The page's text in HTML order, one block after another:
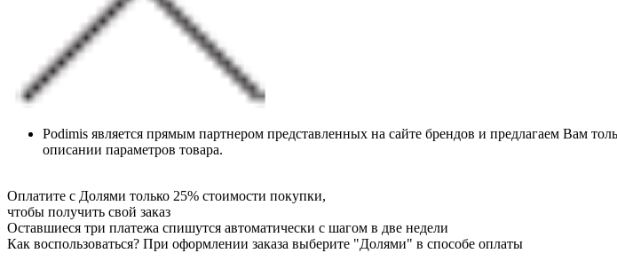
Podimis является прямым партнером представленных на сайте брендов и предлагаем Вам
описании параметров товара.
Оплатите с Долями только 25% стоимости покупки,
чтобы получить свой заказ
Оставшиеся три платежа спишутся автоматически с шагом в две недели
Как воспользоваться? При оформлении заказа выберите "Долями" в способе оплаты